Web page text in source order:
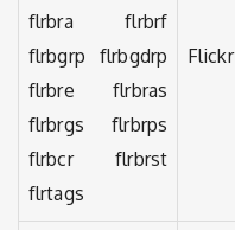
flrbra flrbrf
flrbgrp flrbgdrp
flrbre flrbras
flrbrgs flrbrps
flrbcr flrbrst
flrtags
Flickr